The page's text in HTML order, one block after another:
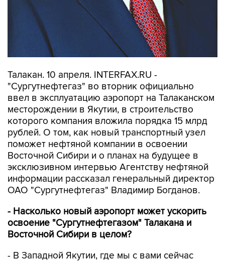
Талакан. 10 апреля. INTERFAX.RU -
"Сургутнефтегаз" во вторник официально
ввел в эксплуатацию аэропорт на Талаканском
месторождении в Якутии, в строительство
которого компания вложила порядка 15 млрд
рублей. О том, как новый транспортный узел
поможет нефтяной компании в освоении
Восточной Сибири и о планах на будущее в
эксклюзивном интервью Агентству нефтяной
информации рассказал генеральный директор
ОАО "Сургутнефтегаз" Владимир Богданов.
- Насколько новый аэропорт может ускорить
освоение "Сургутнефтегазом" Талакана и
Восточной Сибири в целом?
- В Западной Якутии, где мы с вами сейчас